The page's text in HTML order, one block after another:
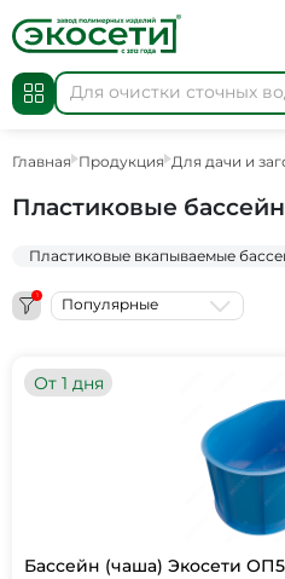
Главная Продукция Для дачи и
Пластиковые
Пластиковые вкапываемые
1 Популярные
От 1 дня
Бассейн (чаша) Экосети